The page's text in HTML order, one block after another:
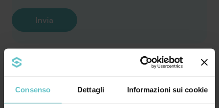
Consenso Dettagli Informazioni sui cookie